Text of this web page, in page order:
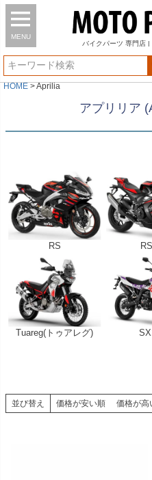
MENU
バイク パーツ 専門店 |
HOME Aprilia
アプリリア
RS
Tuareg(トゥアレグ)
並び替え 価格が安い順 価格が高